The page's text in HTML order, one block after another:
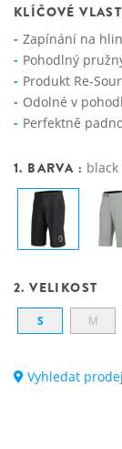
KLÍČOVÉ
Zapínání na
Pohodlný
Produkt Re-
Odolné v
Perfektně
1. BARVA : black
2. VELIKOST
S M
Vyhledat